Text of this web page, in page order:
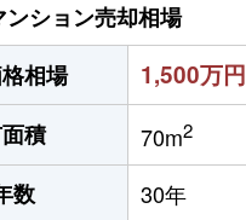
ション売却相場
相場
1,500万円
積 70m2
数 30年